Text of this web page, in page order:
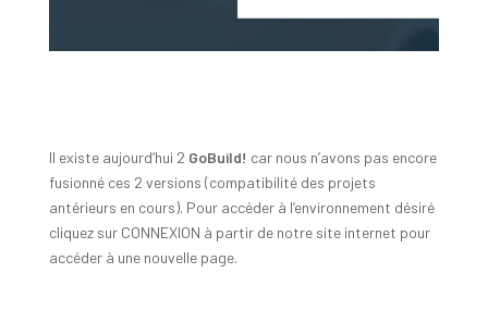
Il existe aujourd’hui 2 GoBuild! car nous n’avons pas encore
fusionné ces 2 versions (compatibilité des projets
antérieurs en cours). Pour accéder à l’environnement désiré
cliquez sur CONNEXION à partir de notre site internet pour
accéder à une nouvelle page.